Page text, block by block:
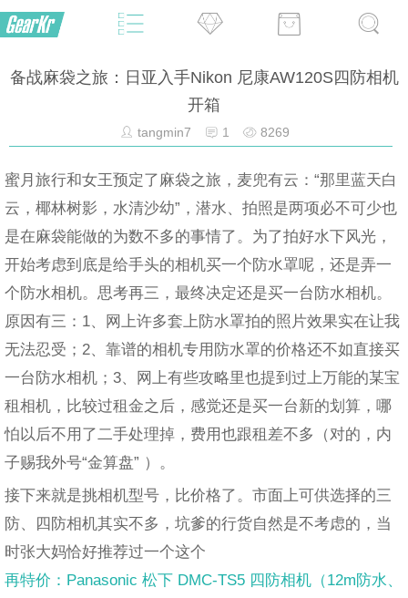
备战麻袋之旅：日亚入手Nikon 尼康AW120S四防相机
开箱
tangmin7 1 8269
蜜月旅行和女王预定了麻袋之旅，麦兜有云：“那里蓝天白
云，椰林树影，水清沙幼”，潜水、拍照是两项必不可少也
是在麻袋能做的为数不多的事情了。为了拍好水下风光，
开始考虑到底是给手头的相机买一个防水罩呢，还是弄一
个防水相机。思考再三，最终决定还是买一台防水相机。
原因有三：1、网上许多套上防水罩拍的照片效果实在让我
无法忍受；2、靠谱的相机专用防水罩的价格还不如直接买
一台防水相机；3、网上有些攻略里也提到过上万能的某宝
租相机，比较过租金之后，感觉还是买一台新的划算，哪
怕以后不用了二手处理掉，费用也跟租差不多（对的，内
子赐我外号“金算盘” ）。
接下来就是挑相机型号，比价格了。市面上可供选择的三
防、四防相机其实不多，坑爹的行货自然是不考虑的，当
时张大妈恰好推荐过一个这个
再特价：Panasonic 松下 DMC-TS5 四防相机（12m防水、